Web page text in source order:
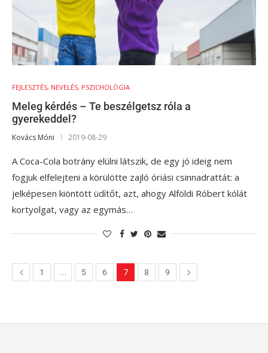
FEJLESZTÉS, NEVELÉS, PSZICHOLÓGIA
Meleg kérdés – Te beszélgetsz róla a
gyerekeddel?
Kovács Móni 2019-08-29
A Coca-Cola botrány elülni látszik, de egy jó ideig nem
fogjuk elfelejteni a körülötte zajló óriási csinnadrattát: a
jelképesen kiöntött üdítőt, azt, ahogy Alföldi Róbert kólát
kortyolgat, vagy az egymás…
1 … 5 6 7 8 9